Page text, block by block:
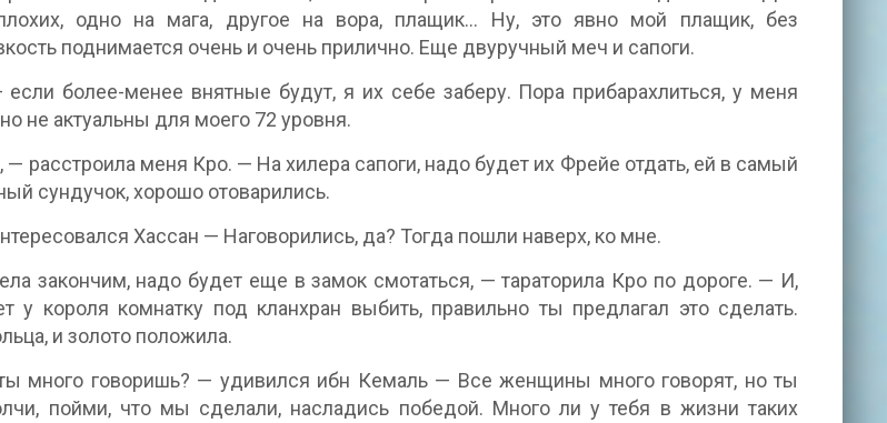
одно на мага, другое на вора, плащик... Ну, это явно мой плащик, без
поднимается очень и очень прилично. Еще двуручный меч и сапоги.
более-менее внятные будут, я их себе заберу. Пора прибарахлиться, у меня
не актуальны для моего 72 уровня.
расстроила меня Кро. — На хилера сапоги, надо будет их Фрейе отдать, ей в самый
сундучок, хорошо отоварились.
Хассан — Наговорились, да? Тогда пошли наверх, ко мне.
закончим, надо будет еще в замок смотаться, — тараторила Кро по дороге. — И,
у короля комнатку под кланхран выбить, правильно ты предлагал это сделать.
и золото положила.
много говоришь? — удивился ибн Кемаль — Все женщины много говорят, но ты
пойми, что мы сделали, насладись победой. Много ли у тебя в жизни таких